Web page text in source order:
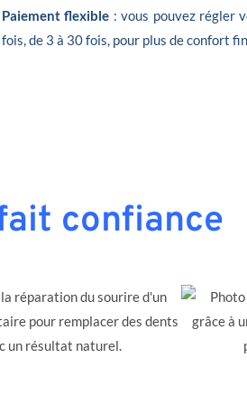
Paiement flexible : vous pouvez régler
fois, de 3 à 30 fois, pour plus de confort
confiance